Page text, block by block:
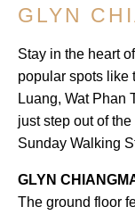
GLYN
Stay in the heart
popular spots like
Luang, Wat Phan
just step out of
Sunday Walking
GLYN
The ground floor